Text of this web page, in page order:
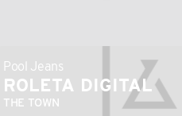
Pool Jeans
ROLETA DIGITAL
THE TOWN